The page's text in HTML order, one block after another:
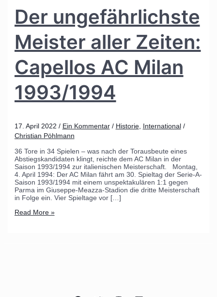
Der ungefährlichste
Meister aller Zeiten:
Capellos AC Milan
1993/1994
17. April 2022 / Ein Kommentar / Historie, International/
Christian Pöhlmann
36 Tore in 34 Spielen – was nach der Torausbeute eines
Abstiegskandidaten klingt, reichte dem AC Milan in der
Saison 1993/1994 zur italienischen Meisterschaft. Montag,
4. April 1994: Der AC Milan fährt am 30. Spieltag der Serie-A-
Saison 1993/1994 mit einem unspektakulären 1:1 gegen
Parma im Giuseppe-Meazza-Stadion die dritte Meisterschaft
in Folge ein. Vier Spieltage vor […]
Read More »